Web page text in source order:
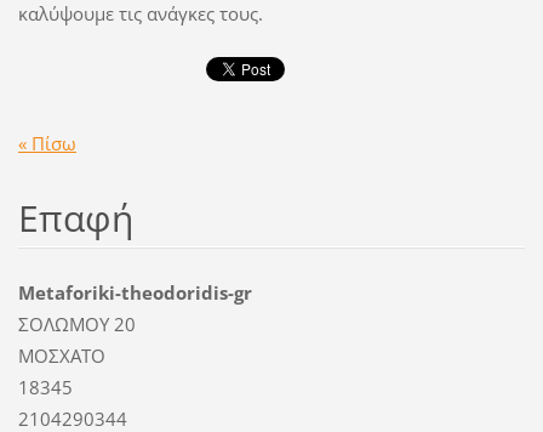
καλύψουμε τις ανάγκες τους.
« Πίσω
Επαφή
Metaforiki-theodoridis-gr
ΣΟΛΩΜΟΥ 20
ΜΟΣΧΑΤΟ
18345
2104290344